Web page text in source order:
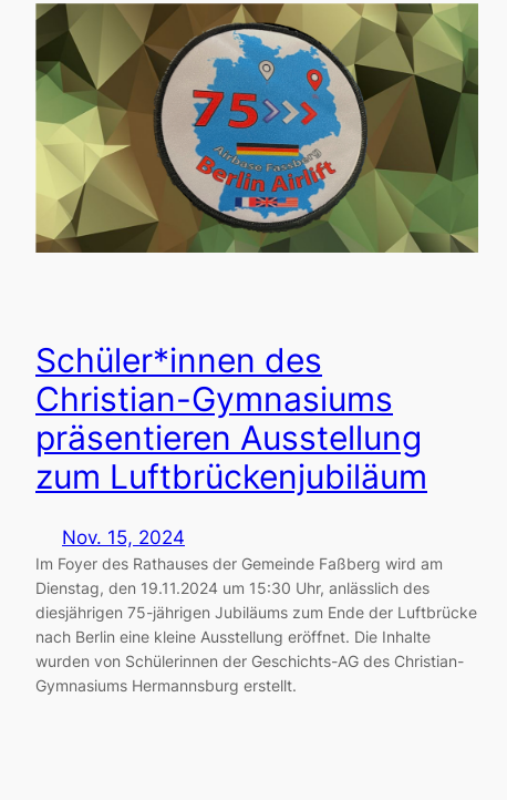
Schüler*innen des
Christian-Gymnasiums
präsentieren Ausstellung
zum Luftbrückenjubiläum
Nov. 15, 2024
Im Foyer des Rathauses der Gemeinde Faßberg wird am
Dienstag, den 19.11.2024 um 15:30 Uhr, anlässlich des
diesjährigen 75-jährigen Jubiläums zum Ende der Luftbrücke
nach Berlin eine kleine Ausstellung eröffnet. Die Inhalte
wurden von Schülerinnen der Geschichts-AG des Christian-
Gymnasiums Hermannsburg erstellt.